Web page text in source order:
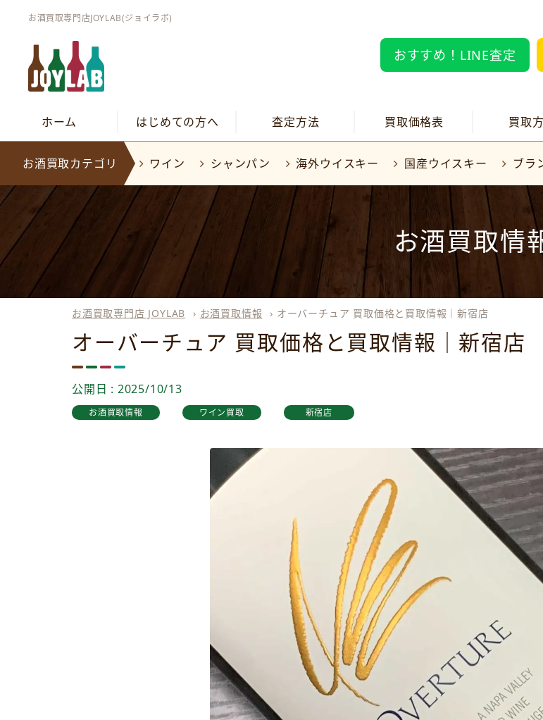
お酒買取専門店JOYLAB(ジョイラボ)
おすすめ！LINE査定
ホーム はじめての方へ 査定方法 買取価格表 買取
お酒買取カテゴリ ワイン シャンパン 海外ウイスキー 国産ウイスキー ブラ
お酒買取情
お酒買取専門店 JOYLAB › お酒買取情報 › オーバーチュア 買取価格と買取情報｜新宿店
オーバーチュア 買取価格と買取情報｜新宿店
公開日 : 2025/10/13
お酒買取情報 ワイン買取 新宿店